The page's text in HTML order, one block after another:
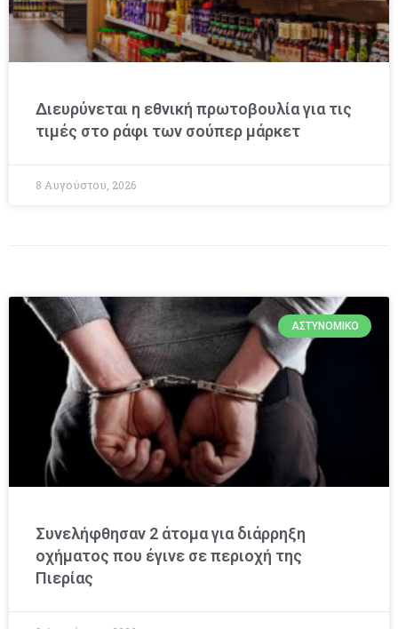
Διευρύνεται η εθνική πρωτοβουλία για τις
τιμές στο ράφι των σούπερ μάρκετ
8 Αυγούστου, 2026
ΑΣΤΥΝΟΜΙΚΌ
Συνελήφθησαν 2 άτομα για διάρρηξη
οχήματος που έγινε σε περιοχή της
Πιερίας